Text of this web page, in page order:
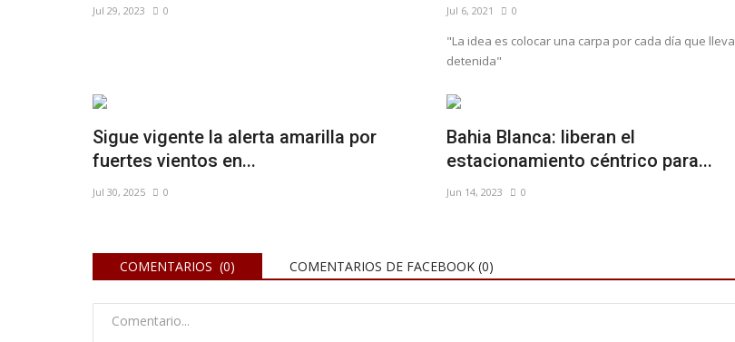
Jul 29, 2023 0 Jul 6, 2021 0
"La idea es colocar una carpa por cada día que lleva
detenida"
Sigue vigente la alerta amarilla por
fuertes vientos en...
Jul 30, 2025 0
Bahia Blanca: liberan el
estacionamiento céntrico para...
Jun 14, 2023 0
COMENTARIOS (0) COMENTARIOS DE FACEBOOK (0)